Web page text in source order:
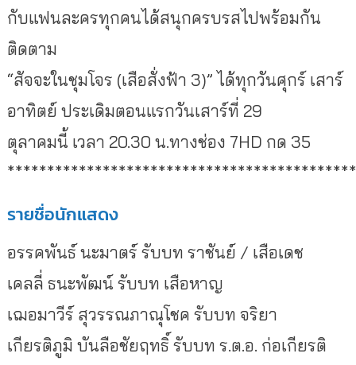
กับแฟนละครทุกคนได้สนุกครบรสไปพร้อมกัน
ติดตาม
“สัจจะในชุมโจร (เสือสั่งฟ้า 3)” ได้ทุกวันศุกร์ เสาร์
อาทิตย์ ประเดิมตอนแรกวันเสาร์ที่ 29
ตุลาคมนี้ เวลา 20.30 น.ทางช่อง 7HD กด 35
รายชื่อนักแสดง
อรรคพันธ์ นะมาตร์ รับบท ราชันย์ / เสือเดช
เคลลี่ ธนะพัฒน์ รับบท เสือหาญ
เฌอมาวีร์ สุวรรณภาณุโชค รับบท จริยา
เกียรติภูมิ บันลือชัยฤทธิ์ รับบท ร.ต.อ. ก่อเกียรติ